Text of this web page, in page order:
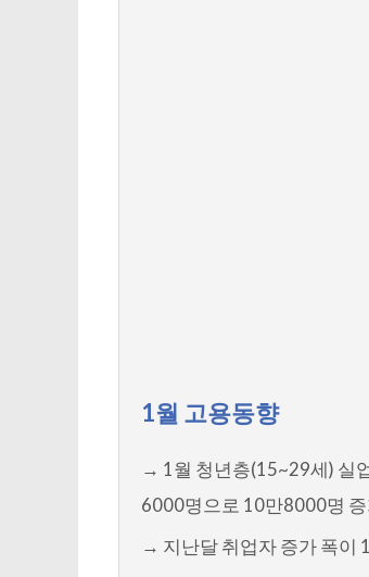
1월 고용동향
→ 1월 청년층(15~29세) 실
6000명으로 10만8000명
→ 지난달 취업자 증가 폭이